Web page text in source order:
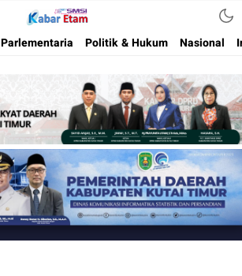
Kabar Etam
Akurat dan Terpercaya
Parlementaria Politik & Hukum Nasional